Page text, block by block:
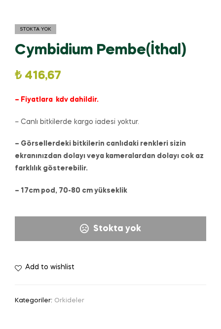
STOKTA YOK
Cymbidium Pembe(İthal)
₺ 416,67
– Fiyatlara kdv dahildir.
– Canlı bitkilerde kargo iadesi yoktur.
– Görsellerdeki bitkilerin canlıdaki renkleri sizin
ekranınızdan dolayı veya kameralardan dolayı cok az
farklılık gösterebilir.
– 17cm pod, 70-80 cm yükseklik
Stokta yok
Add to wishlist
Kategoriler: Orkideler